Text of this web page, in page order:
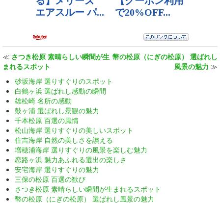
≪ さつき松原 素晴らしい瞬間が生
まれるスポット
幣の松原（にぎの松原） 選ばれし
風景の魅力 ≫
砂坂海岸 選りすぐりのスポット
白鶴ヶ浜 選ばれし感動の瞬間
雄松崎 名所の感動
鼓ヶ浦 選ばれし景観の魅力
千本松原 百選の風情
松山海岸 選りすぐりの美しいスポット
住吉海岸 自然の美しさを讃える
増穂浦海岸 選りすぐりの風景を楽しむ魅力
恋路ヶ浜 魅力あふれる選出の楽しさ
安宅海岸 選りすぐりの魅力
三保の松原 百選の歓び
さつき松原 素晴らしい瞬間が生まれるスポット
幣の松原（にぎの松原） 選ばれし風景の魅力